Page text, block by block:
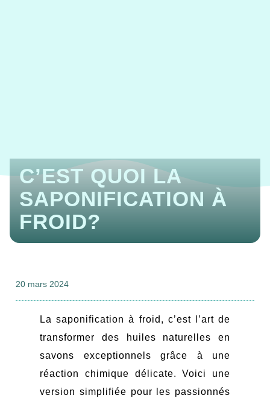
C’EST QUOI LA
SAPONIFICATION À
FROID?
20 mars 2024
La saponification à froid, c’est l’art de
transformer des huiles naturelles en
savons exceptionnels grâce à une
réaction chimique délicate. Voici une
version simplifiée pour les passionnés